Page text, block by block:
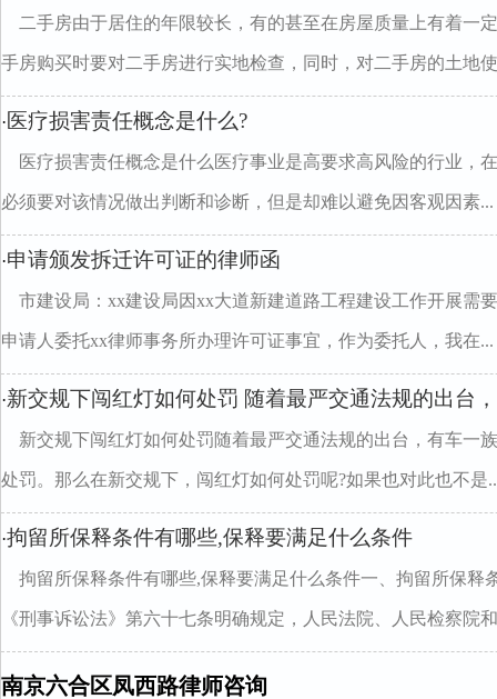
二手房由于居住的年限较长，有的甚至在房屋质量上有着一
手房购买时要对二手房进行实地检查，同时，对二手房的土地
· 医疗损害责任概念是什么?
医疗损害责任概念是什么医疗事业是高要求高风险的行业，
必须要对该情况做出判断和诊断，但是却难以避免因客观因素...
·申请颁发拆迁许可证的律师函
市建设局：xx建设局因xx大道新建道路工程建设工作开展需
申请人委托xx律师事务所办理许可证事宜，作为委托人，我在...
·新交规下闯红灯如何处罚 随着最严交通法规的出台
新交规下闯红灯如何处罚随着最严交通法规的出台，有车一
处罚。那么在新交规下，闯红灯如何处罚呢?如果也对此也不是
·拘留所保释条件有哪些,保释要满足什么条件
拘留所保释条件有哪些,保释要满足什么条件一、拘留所保释
《刑事诉讼法》第六十七条明确规定，人民法院、人民检察院
南京六合区凤西路律师咨询